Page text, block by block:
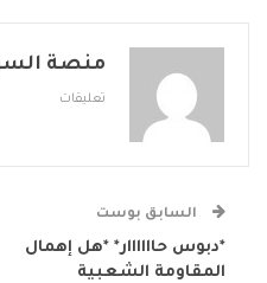
منصة
تعليقات
السابق بوست
*دبوس حاااااار* *هل إهمال
المقاومة الشعبية